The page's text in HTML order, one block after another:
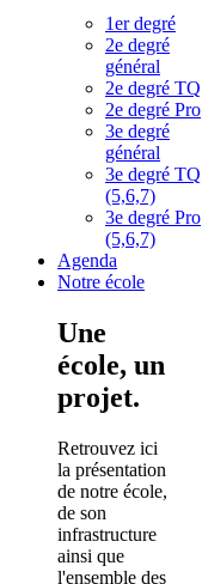
1er degré
2e degré
général
2e degré TQ
2e degré Pro
3e degré
général
3e degré TQ
(5,6,7)
3e degré Pro
(5,6,7)
Agenda
Notre école
Une
école, un
projet.
Retrouvez ici
la présentation
de notre école,
de son
infrastructure
ainsi que
l'ensemble des